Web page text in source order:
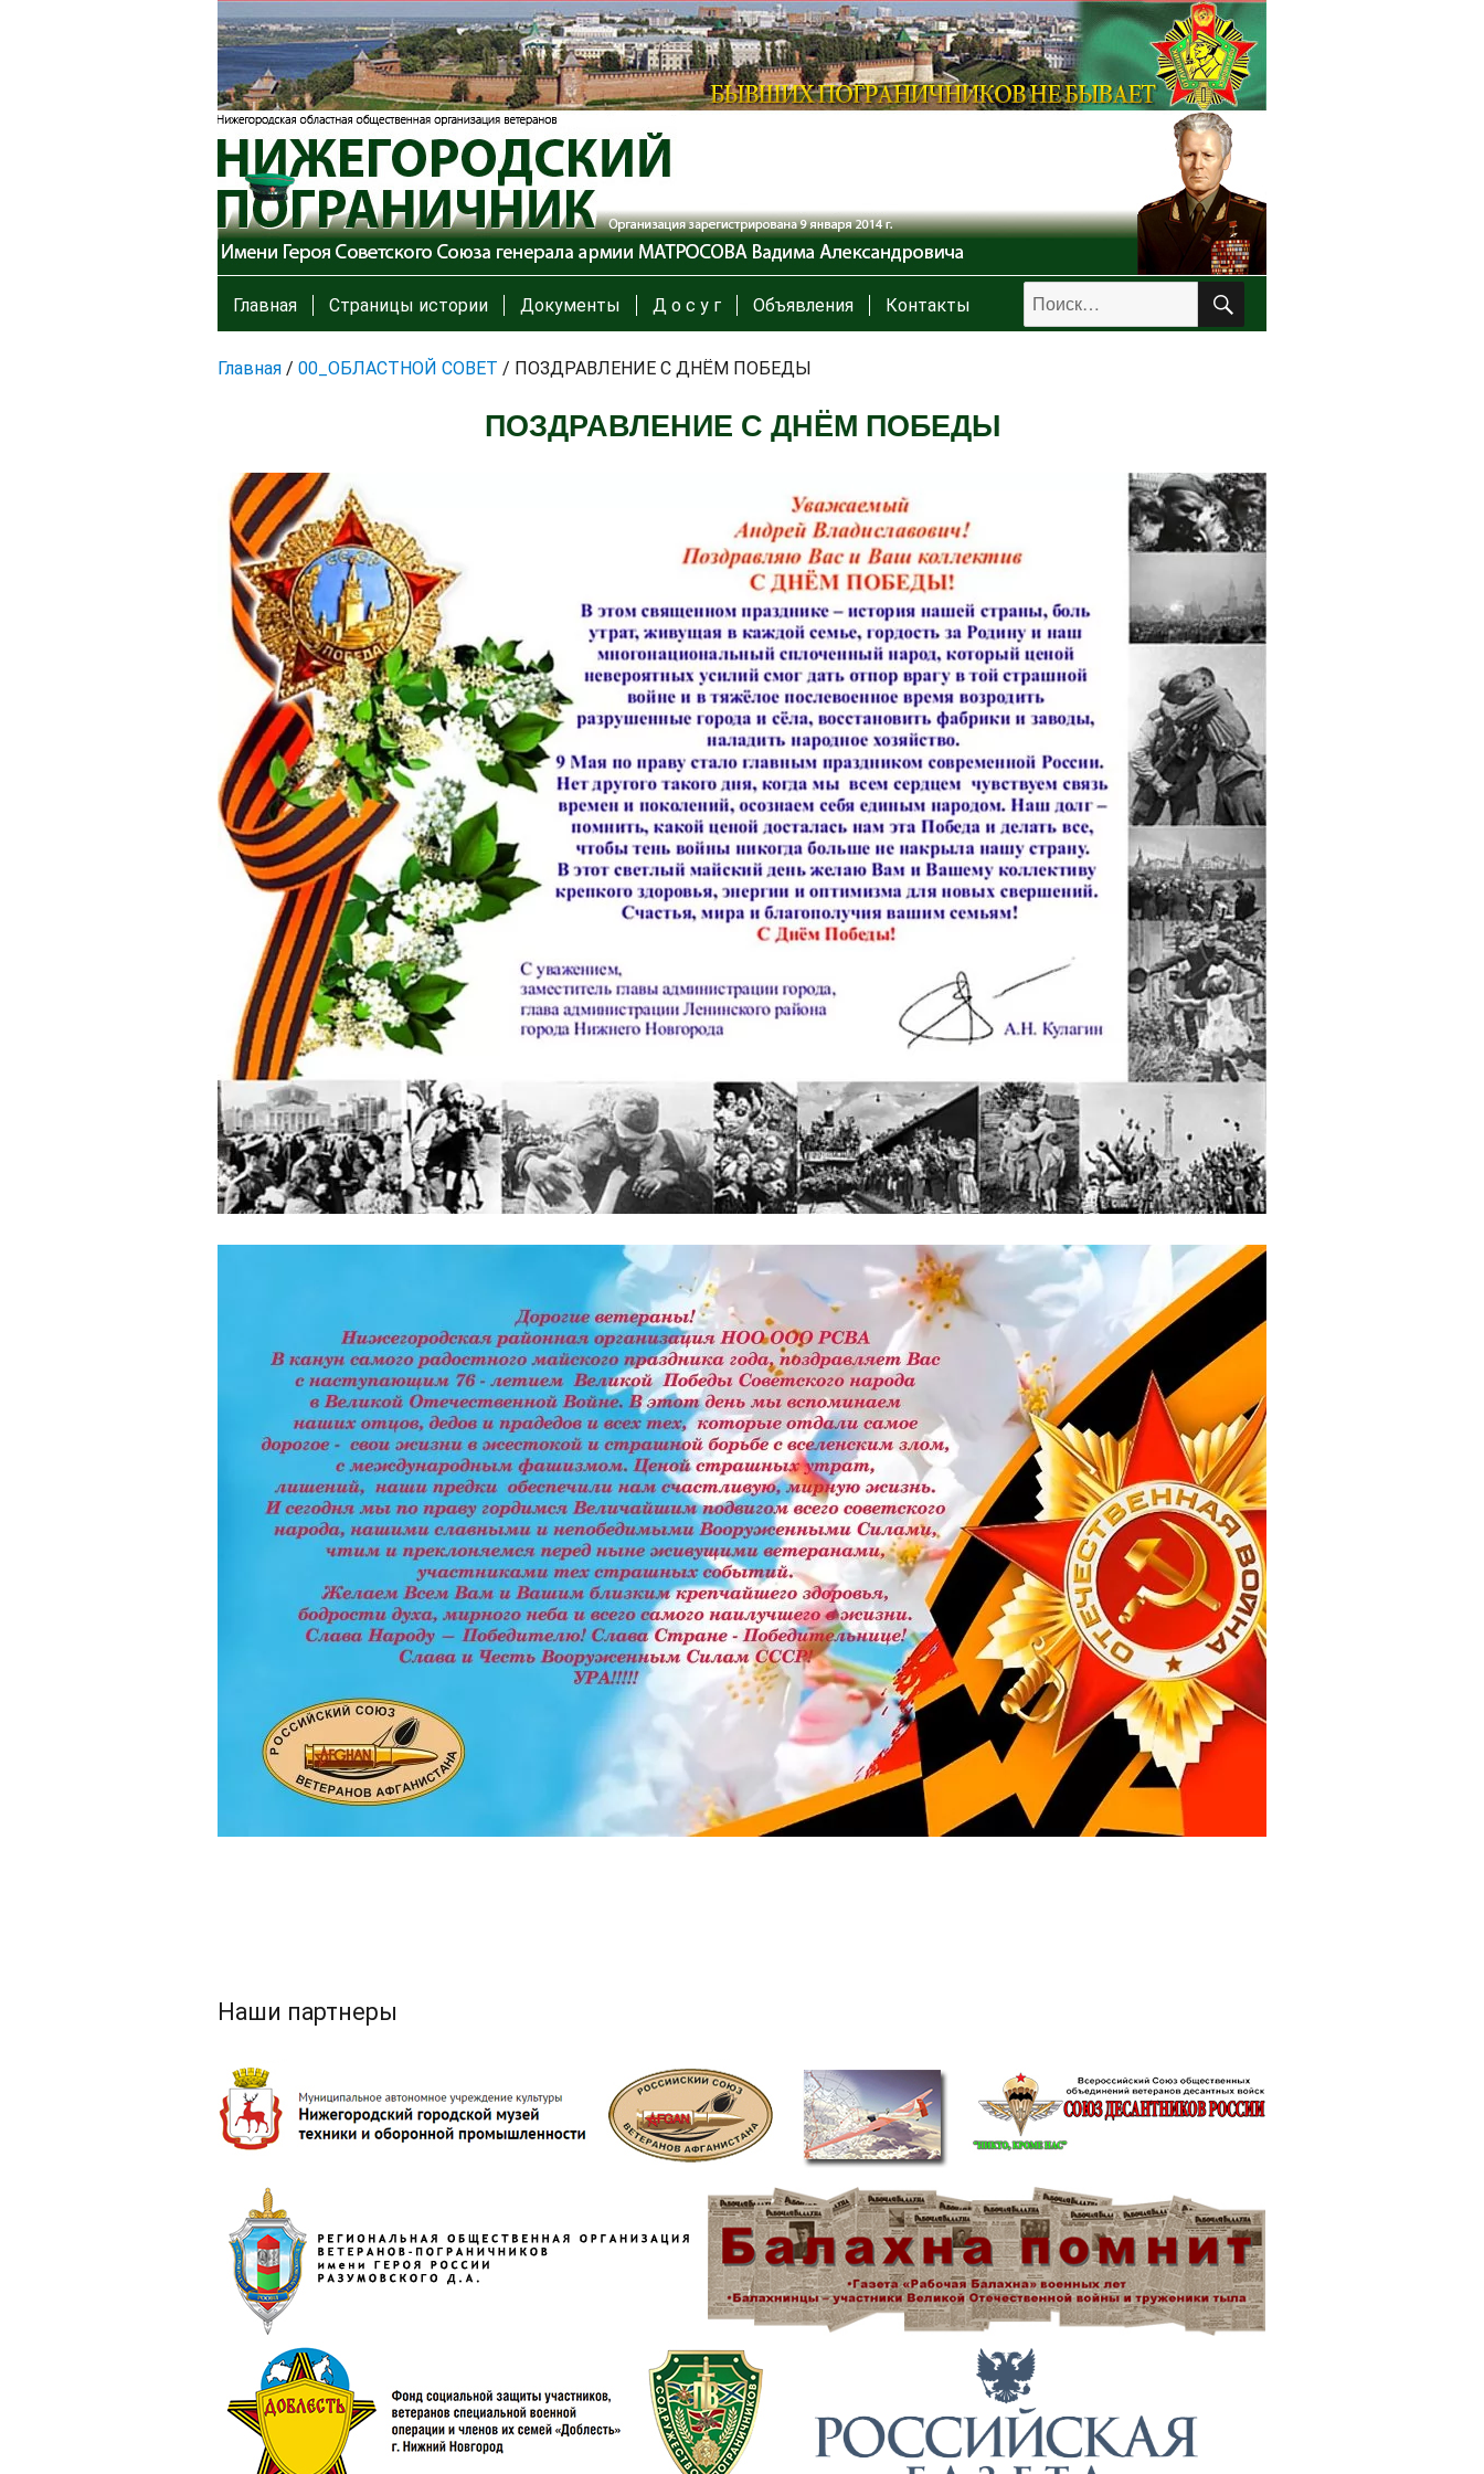
Искать: ПОИСК
Главная Страницы истории Документы Д о с у г Объявления Контакты
Главная / 00_ОБЛАСТНОЙ СОВЕТ / ПОЗДРАВЛЕНИЕ С ДНЁМ ПОБЕДЫ
ПОЗДРАВЛЕНИЕ С ДНЁМ ПОБЕДЫ
Наши партнеры